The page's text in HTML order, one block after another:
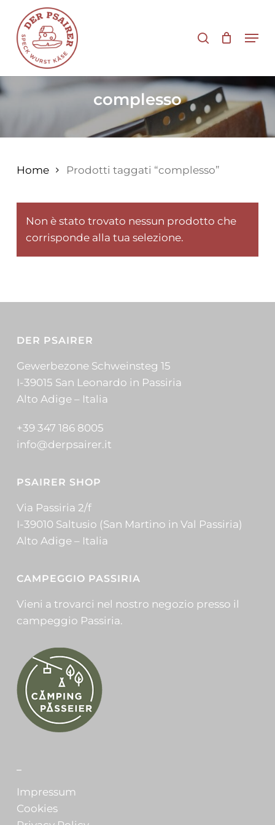
contenuto
principale
complesso
Home Prodotti taggati “complesso”
Non è stato trovato nessun prodotto che
corrisponde alla tua selezione.
DER PSAIRER
Gewerbezone Schweinsteg 15
I-39015 San Leonardo in Passiria
Alto Adige – Italia
+39 347 186 8005
info@derpsairer.it
PSAIRER SHOP
Via Passiria 2/f
I-39010 Saltusio (San Martino in Val Passiria)
Alto Adige – Italia
CAMPEGGIO PASSIRIA
Vieni a trovarci nel nostro negozio presso il
campeggio Passiria.
Impressum
Cookies